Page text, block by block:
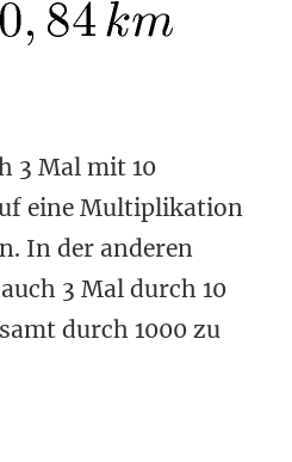
3 Mal mit 10
eine Multiplikation
In der anderen
3 Mal durch 10
durch 1000 zu